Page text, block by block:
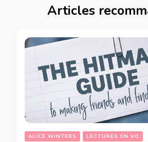
Articles
ALICE WINTERS
LECTURES EN VO